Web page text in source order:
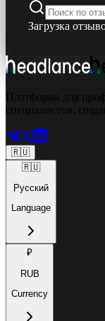
Загрузка
Платформа для
специалистов,
🇷🇺
🇷🇺
Русский
Language
₽
RUB
Currency